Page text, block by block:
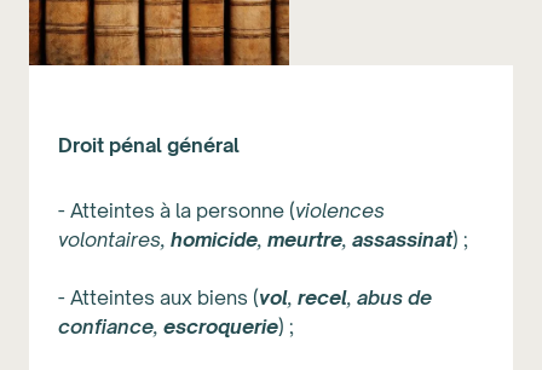
Droit pénal général
- Atteintes à la personne (violences
volontaires, homicide, meurtre, assassinat) ;
- Atteintes aux biens (vol, recel, abus de
confiance, escroquerie) ;